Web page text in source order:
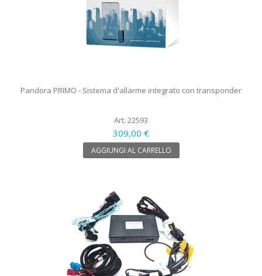
Pandora PRIMO - Sistema d'allarme integrato con transponder
Art. 22593
309,00 €
AGGIUNGI AL CARRELLO